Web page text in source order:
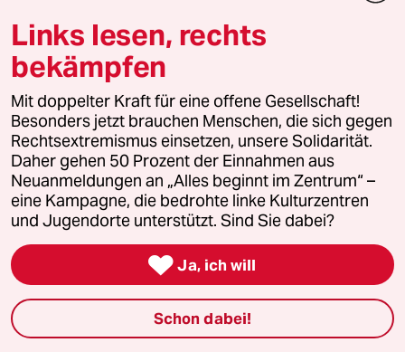
© 2026 taz Verlags und Vertriebs GmbH
Alle Rechte vorbehalten. Bei rechtlichen Fragen oder für Genehmigungen
wenden Sie sich bitte an
lizenzen@taz.de
Feedback Redaktionsstatut Kommune-Richtlinien
Leitlinie Informant Datenschutz Impressum AGB
Seitenwende Einwilligungen widerrufen (Ads)
Links lesen, rechts
bekämpfen
Mit doppelter Kraft für eine offene Gesellschaft!
Besonders jetzt brauchen Menschen, die sich gegen
Rechtsextremismus einsetzen, unsere Solidarität.
Daher gehen 50 Prozent der Einnahmen aus
Neuanmeldungen an „Alles beginnt im Zentrum“ –
eine Kampagne, die bedrohte linke Kulturzentren
und Jugendorte unterstützt. Sind Sie dabei?
 Ja, ich will
Schon dabei!